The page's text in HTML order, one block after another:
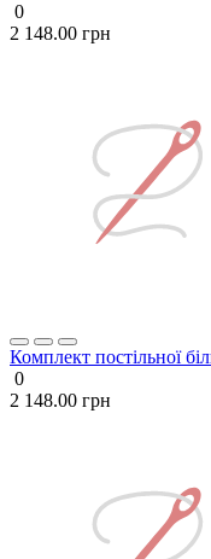
0
2 148.00 грн
Комплект постільної
0
2 148.00 грн